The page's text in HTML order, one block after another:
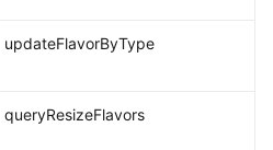
updateFlavorByType
queryResizeFlavors